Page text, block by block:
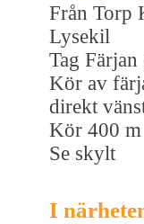
Från Torp
Lysekil
Tag
Kör av
direkt
Kör 400 m
Se skylt
I